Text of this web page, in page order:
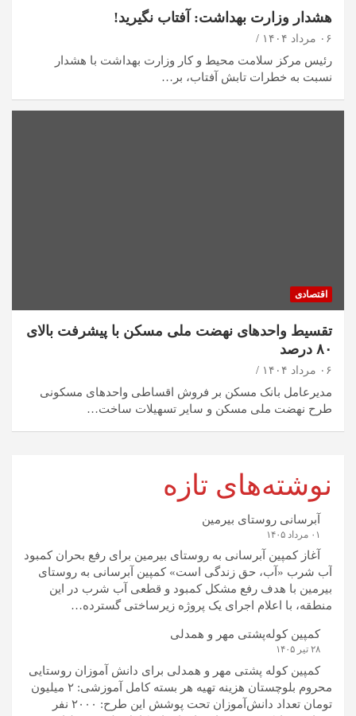
هشدار وزارت بهداشت: آفتاب نگیرید!
۰۶ مرداد ۱۴۰۴
رئیس مرکز سلامت محیط و کار وزارت بهداشت با هشدار
نسبت به خطرات تابش آفتاب، بر…
اقتصادی
تقسیط واحد‌های نهضت ملی مسکن با پیشرفت بالای
۸۰ درصد
۰۶ مرداد ۱۴۰۴
مدیرعامل بانک مسکن بر فروش اقساطی واحد‌های مسکونی
طرح نهضت ملی مسکن و سایر تسهیلات ساخت…
نوشته‌های تازه
آبرسانی روستای بیرمین
۰۱ مرداد ۱۴۰۵
آغاز کمپین آبرسانی به روستای بیرمین برای رفع بحران کمبود
آب شرب «آب، حق زندگی است» کمپین آبرسانی به روستای
بیرمین با هدف رفع مشکل کمبود و قطعی آب شرب در این
منطقه، با اعلام اجرای یک پروژه زیرساختی گسترده…
کمپین کوله‌پشتی مهر و همدلی
۲۸ تیر ۱۴۰۵
کمپین کوله‌ پشتی مهر و همدلی برای دانش آموزان روستایی
محروم بلوچستان هزینه تهیه هر بسته کامل آموزشی: ۲ میلیون
تومان تعداد دانش‌آموزان تحت پوشش این طرح: ۲۰۰۰ نفر